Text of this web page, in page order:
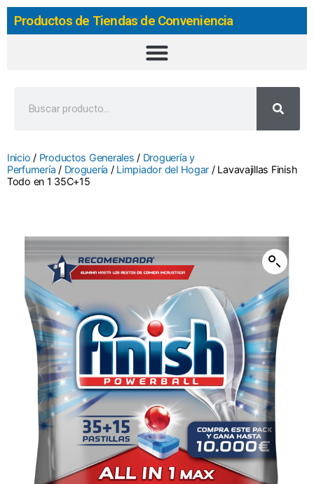
Productos de Tiendas de Conveniencia
Inicio / Productos Generales / Droguería y
Perfumería / Droguería / Limpiador del Hogar / Lavavajillas Finish
Todo en 1 35C+15